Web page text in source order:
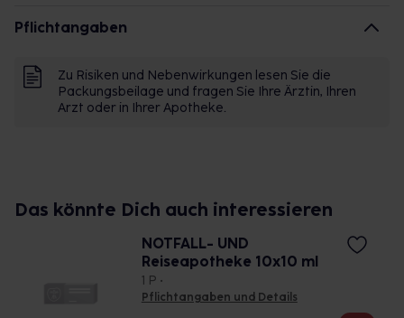
Pflichtangaben
Zu Risiken und Nebenwirkungen lesen Sie die
Packungsbeilage und fragen Sie Ihre Ärztin, Ihren
Arzt oder in Ihrer Apotheke.
Das könnte Dich auch interessieren
NOTFALL- UND
Reiseapotheke 10x10 ml
1 P •
Pflichtangaben und Details